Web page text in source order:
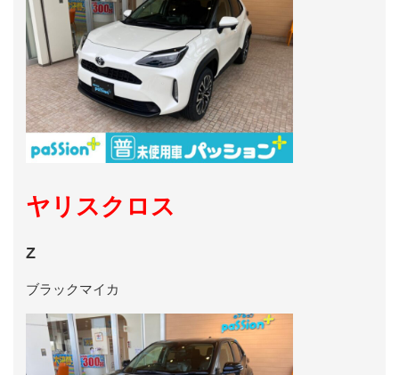
ヤリスクロス
Z
ブラックマイカ